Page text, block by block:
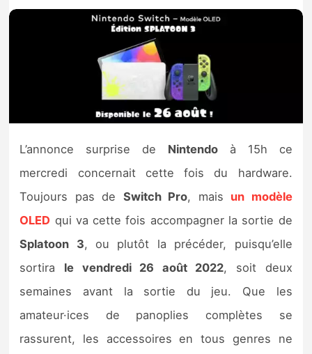
Chiffres de ventes
Nintendo Direct
Tests et previews
Tests de jeux
Tests d’accessoires
Autres tests
Previews
Précommandes
Précommandes jeux Switch 2
L’annonce surprise de Nintendoà 15h ce
mercredi concernait cette fois du hardware.
Toujours pas de Switch Pro, mais un modèle
OLED qui va cette fois accompagner la sortie de
Splatoon 3, ou plutôt la précéder, puisqu’elle
sortira le vendredi 26 août 2022, soit deux
semaines avant la sortie du jeu. Que les
amateur·ices de panoplies complètes se
rassurent, les accessoires en tous genres ne